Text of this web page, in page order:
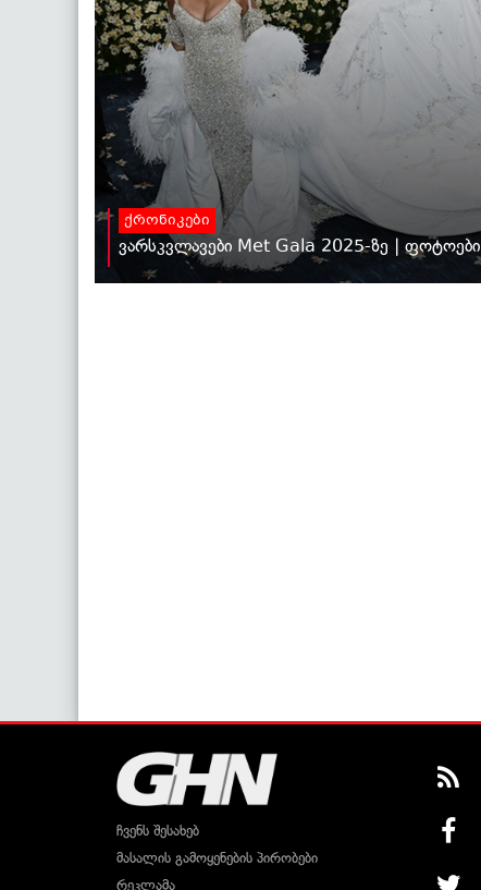
ქრონიკები
ვარსკვლავები Met Gala 2025-ზე | ფოტოები
ჩვენს შესახებ
მასალის გამოყენების პირობები
რეკლამა